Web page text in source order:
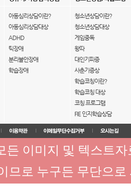
아동심리상담이란?
아동심리상담대상
ADHD
틱장애
분리불안장애
학습장애
청소년상담이란?
청소년상담대상
게임중독
왕따
대인기피증
사춘기증상
학습코칭이란?
학습코칭 대상
코칭 프로그램
FIE 인지학습상담
든 이미지 및 텍스트
므로 누구든 무단으